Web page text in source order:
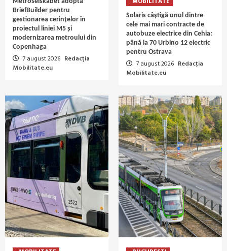
BriefBuilder pentru
gestionarea cerințelor în
proiectul liniei M5 și
modernizarea metroului din
Copenhaga
7 august 2026 Redacția
Mobilitate.eu
Solaris câștigă unul dintre
cele mai mari contracte de
autobuze electrice din Cehia:
până la 70 Urbino 12 electric
pentru Ostrava
7 august 2026 Redacția
Mobilitate.eu